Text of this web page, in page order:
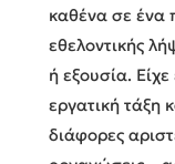
καθένα σε ένα
εθελοντικής
ή εξουσία.
εργατική τάξη
διάφορες